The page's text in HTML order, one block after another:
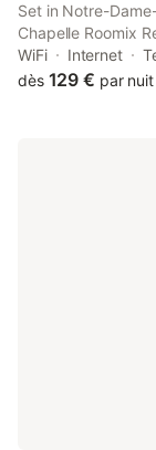
Set in Notre-
Chapelle Roomix
1850 offers
free private parking.
WiFi Internet
dès 129 € par nuit